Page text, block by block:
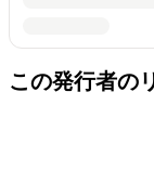
この発行者の